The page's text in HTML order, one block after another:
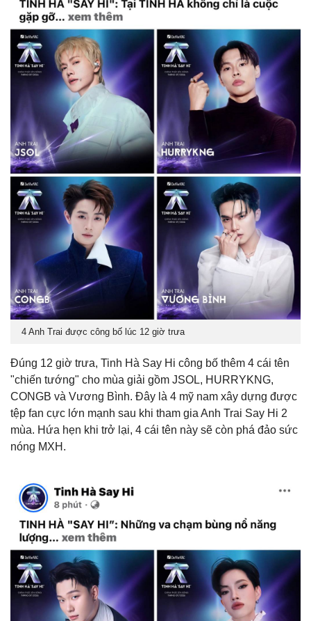
4 Anh Trai được công bố lúc 12 giờ trưa
Đúng 12 giờ trưa, Tinh Hà Say Hi công bố thêm 4 cái tên
"chiến tướng" cho mùa giải gồm JSOL, HURRYKNG,
CONGB và Vương Bình. Đây là 4 mỹ nam xây dựng được
tệp fan cực lớn mạnh sau khi tham gia Anh Trai Say Hi 2
mùa. Hứa hẹn khi trở lại, 4 cái tên này sẽ còn phá đảo sức
nóng MXH.